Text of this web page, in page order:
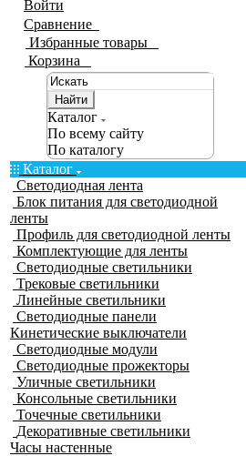
Войти
Сравнение
Избранные товары
Корзина
Найти
Каталог
По всему сайту
По каталогу
Каталог
Светодиодная лента
Блок питания для светодиодной
ленты
Профиль для светодиодной ленты
Комплектующие для ленты
Светодиодные светильники
Трековые светильники
Линейные светильники
Светодиодные панели
Кинетические выключатели
Светодиодные модули
Светодиодные прожекторы
Уличные светильники
Консольные светильники
Точечные светильники
Декоративные светильники
Часы настенные